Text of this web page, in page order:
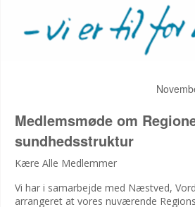
Medlemsmøde om
sundhedsstruktur
Kære Alle Medlemmer
Vi har i samarbejde med Næstved,
arrangeret at vores nuværende